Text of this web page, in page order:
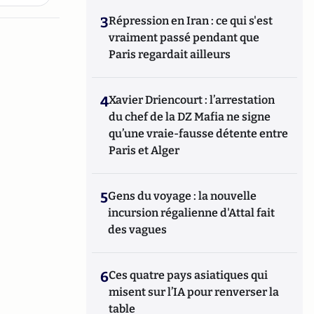
3Répression en Iran : ce qui s'est
vraiment passé pendant que
Paris regardait ailleurs
4Xavier Driencourt : l’arrestation
du chef de la DZ Mafia ne signe
qu’une vraie-fausse détente entre
Paris et Alger
5Gens du voyage : la nouvelle
incursion régalienne d'Attal fait
des vagues
6Ces quatre pays asiatiques qui
misent sur l’IA pour renverser la
table